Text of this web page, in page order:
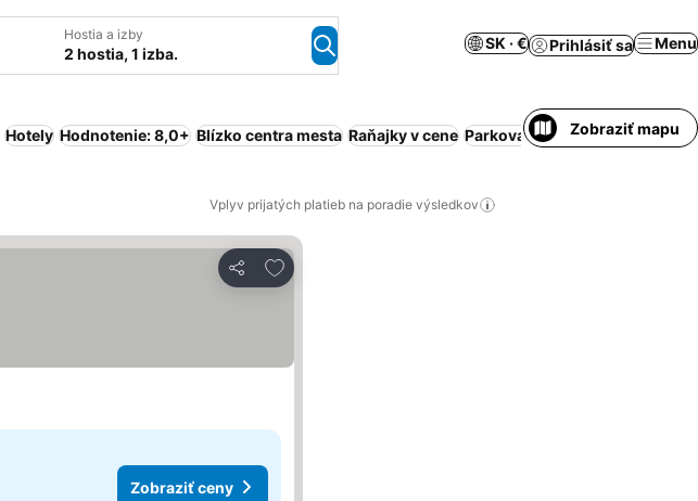
Hostia a izby
2 hostia, 1 izba.
SK · € Prihlásiť sa Menu
Hotely Hodnotenie: 8,0+ Blízko centra mesta Raňajky v cene Parkovanie Klimatizácia Bazén
Zobraziť mapu
Vplyv prijatých platieb na poradie výsledkov
Zdieľať
Pridať do obľúbených
Zobraziť ceny